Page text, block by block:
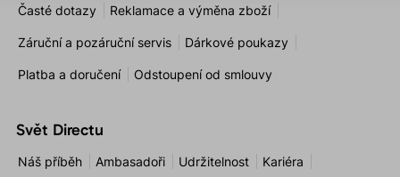
Časté dotazy Reklamace a výměna zboží
Záruční a pozáruční servis Dárkové poukazy
Platba a doručení Odstoupení od smlouvy
Svět Directu
Náš příběh Ambasadoři Udržitelnost Kariéra